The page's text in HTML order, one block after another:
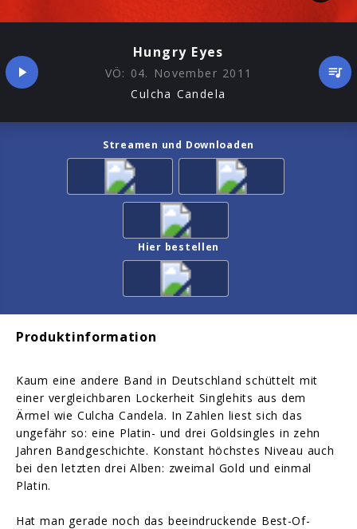
Hungry Eyes
VÖ: 04. November 2011
Culcha Candela
Streamen und Downloaden
Hier bestellen
Produktinformation
Kaum eine andere Band in Deutschland schüttelt mit
einer vergleichbaren Lockerheit Singlehits aus dem
Ärmel wie Culcha Candela. In Zahlen liest sich das
ungefähr so: eine Platin- und drei Goldsingles in zehn
Jahren Bandgeschichte. Konstant höchstes Niveau auch
bei den letzten drei Alben: zweimal Gold und einmal
Platin.
Hat man gerade noch das beeindruckende Best-Of-